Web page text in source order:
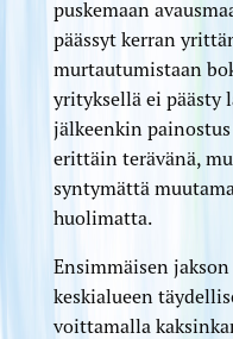
puskemaan
päässyt kerran
murtautumistaan
yrityksellä ei päästy
jälkeenkin
erittäin terävänä,
syntymättä
huolimatta.
Ensimmäisen
keskialueen
voittamalla